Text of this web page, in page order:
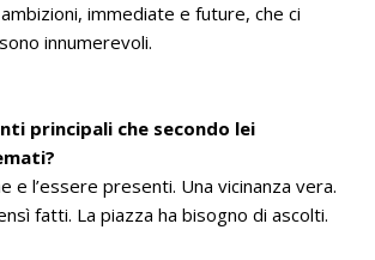
immediate e future, che ci
innumerevoli.
principali che secondo lei
e l’essere presenti. Una vicinanza vera.
fatti. La piazza ha bisogno di ascolti.